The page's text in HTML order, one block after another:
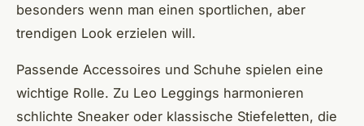
besonders wenn man einen sportlichen, aber
trendigen Look erzielen will.
Passende Accessoires und Schuhe spielen eine
wichtige Rolle. Zu Leo Leggings harmonieren
schlichte Sneaker oder klassische Stiefeletten, die